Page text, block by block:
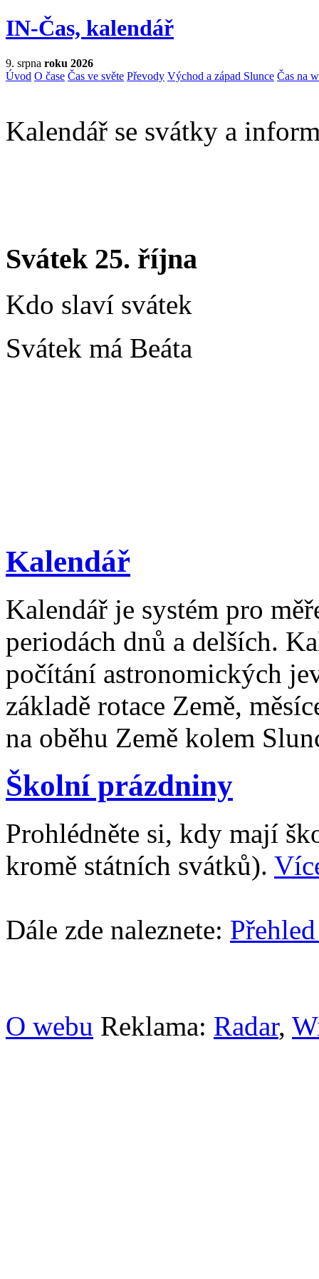
IN-Čas, kalendář
9. srpna roku 2026
Úvod O čase Čas ve světe Převody Východ a západ Slunce Čas na
Kalendář se svátky a
Svátek 25. října
Kdo slaví svátek
Svátek má Beáta
Kalendář
Kalendář je systém pro
periodách dnů a delších.
počítání astronomických
základě rotace Země,
na oběhu Země kolem
Školní prázdniny
Prohlédněte si, kdy mají
kromě státních svátků).
Dále zde naleznete:
O webu Reklama: Radar,